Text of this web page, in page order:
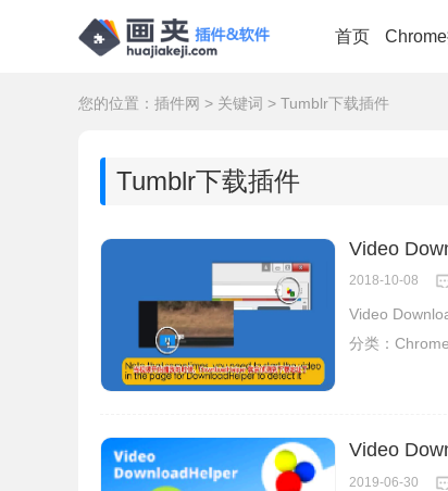
首页
您的位置： 插件网 > 关键词 > Tumblr下载插件
Tumblr下载插件
Video
2018-10-08
Video
分类：
Video
2019-06-30